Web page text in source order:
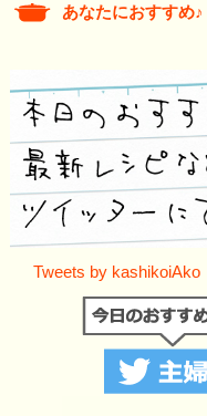
あなたにおすすめ♪
Tweets by kashikoiAko